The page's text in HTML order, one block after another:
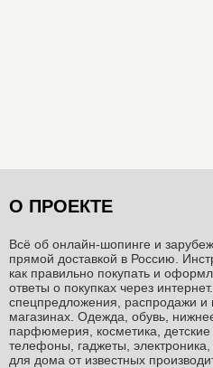
О ПРОЕКТЕ
Всё об онлайн-шопинге и
прямой доставкой в Россию.
как правильно покупать и
ответы о покупках через
спецпредложения, распродажи и
магазинах. Одежда, обувь,
парфюмерия, косметика,
телефоны, гаджеты,
для дома от известных